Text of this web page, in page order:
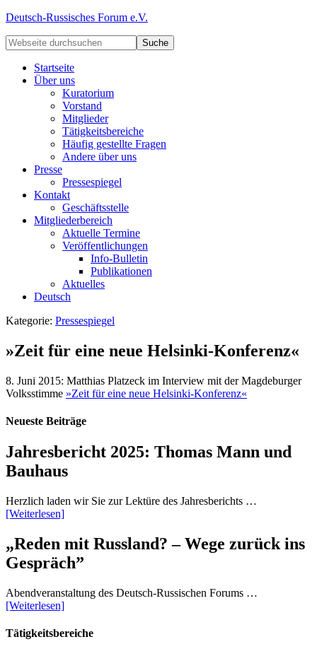
Deutsch-Russisches Forum e.V.
Startseite
Über uns
Kuratorium
Vorstand
Mitglieder
Tätigkeitsbereiche
Häufig gestellte Fragen
Andere über uns
Presse
Pressespiegel
Kontakt
Geschäftsstelle
Mitgliederbereich
Aktuelle Termine
Veröffentlichungen
Info-Bulletin
Publikationen
Aktuelles
Deutsch
Kategorie: Pressespiegel
»Zeit für eine neue Helsinki-Konferenz«
8. Juni 2015: Matthias Platzeck im Interview mit der Magdeburger
Volksstimme »Zeit für eine neue Helsinki-Konferenz«
Neueste Beiträge
Jahresbericht 2025: Thomas Mann und
Bauhaus
Herzlich laden wir Sie zur Lektüre des Jahresberichts …
[Weiterlesen]
„Reden mit Russland? – Wege zurück ins
Gespräch”
Abendveranstaltung des Deutsch-Russischen Forums …
[Weiterlesen]
Tätigkeitsbereiche